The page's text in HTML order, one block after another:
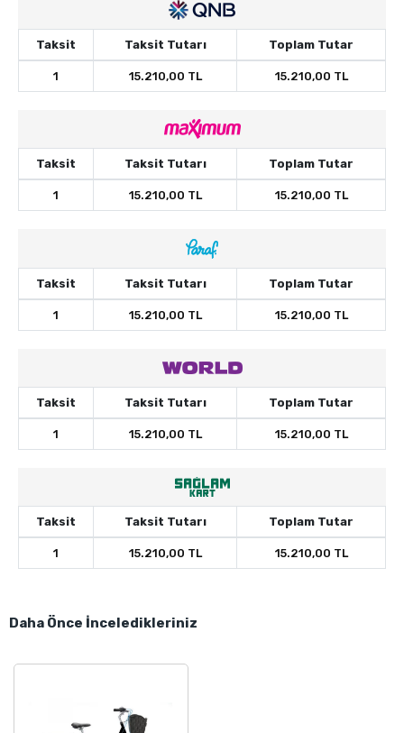
Taksit Taksit Tutarı Toplam Tutar
1 15.210,00 TL 15.210,00 TL
Taksit Taksit Tutarı Toplam Tutar
1 15.210,00 TL 15.210,00 TL
Taksit Taksit Tutarı Toplam Tutar
1 15.210,00 TL 15.210,00 TL
Taksit Taksit Tutarı Toplam Tutar
1 15.210,00 TL 15.210,00 TL
Taksit Taksit Tutarı Toplam Tutar
1 15.210,00 TL 15.210,00 TL
Daha Önce İnceledikleriniz